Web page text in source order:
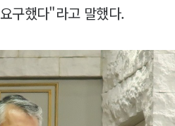
구했다"라고 말했다.